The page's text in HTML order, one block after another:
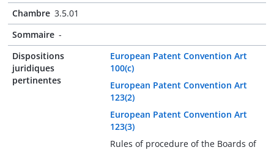
Chambre 3.5.01
Sommaire -
Dispositions
juridiques
pertinentes
European Patent Convention Art
100(c)
European Patent Convention Art
123(2)
European Patent Convention Art
123(3)
Rules of procedure of the Boards of